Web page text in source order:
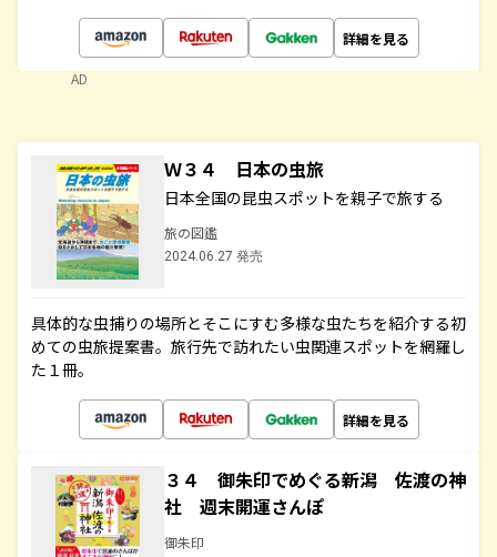
詳細を見る
AD
Ｗ３４ 日本の虫旅
日本全国の昆虫スポットを親子で旅する
旅の図鑑
2024.06.27 発売
具体的な虫捕りの場所とそこにすむ多様な虫たちを紹介する初
めての虫旅提案書。旅行先で訪れたい虫関連スポットを網羅し
た１冊。
詳細を見る
３４ 御朱印でめぐる新潟 佐渡の神
社 週末開運さんぽ
御朱印